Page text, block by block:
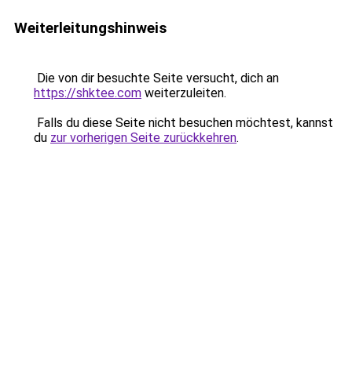
Weiterleitungshinweis
Die von dir besuchte Seite versucht, dich an
https://shktee.com weiterzuleiten.
Falls du diese Seite nicht besuchen möchtest, kannst
du zur vorherigen Seite zurückkehren.